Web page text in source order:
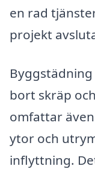
en rad
projekt
bort skräp
omfattar
ytor och
inflyttning.